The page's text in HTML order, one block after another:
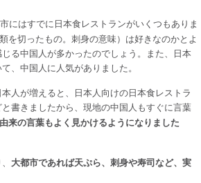
にはすでに日本食レストランがいくつもありま
を切ったもの。刺身の意味）は好きなのかとよ
る中国人が多かったのでしょう。また、日本
、中国人に人気がありました。
人が増えると、日本人向けの日本食レストラ
と書きましたから、現地の中国人もすぐに言葉
来の言葉もよく見かけるようになりました
大都市であれば天ぷら、刺身や寿司など、実